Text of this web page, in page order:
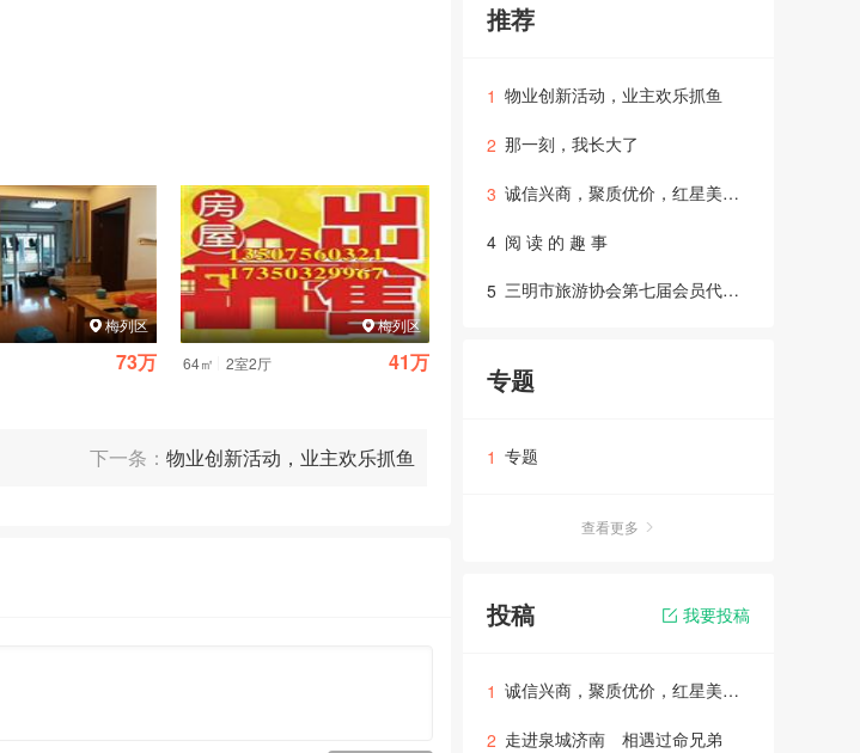
梅列区
73万
梅列区
64㎡
2室2厅 41万
下一条： 物业创新活动，业主欢乐抓鱼
推荐
1 物业创新活动，业主欢乐抓鱼
2 那一刻，我长大了
3 诚信兴商，聚质优价，红星美凯龙出台商户经营提振六大政策
4 阅 读 的 趣 事
5 三明市旅游协会第七届会员代表大会第四次会议圆满落幕
专题
1 专题
查看更多
投稿 我要投稿
1 诚信兴商，聚质优价，红星美凯龙出台商户经营提振六大政策
2 走进泉城济南 相遇过命兄弟